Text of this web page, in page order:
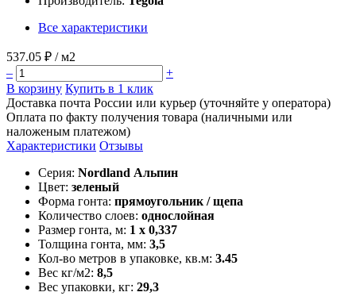
Все характеристики
537.05 ₽ / м2
–
+
В корзину Купить в 1 клик
Доставка почта России или курьер (уточняйте у оператора)
Оплата по факту получения товара (наличными или
наложеным платежом)
Характеристики Отзывы
Серия: Nordland Альпин
Цвет: зеленый
Форма гонта: прямоугольник / щепа
Количество слоев: однослойная
Размер гонта, м: 1 x 0,337
Толщина гонта, мм: 3,5
Кол-во метров в упаковке, кв.м: 3.45
Вес кг/м2: 8,5
Вес упаковки, кг: 29,3